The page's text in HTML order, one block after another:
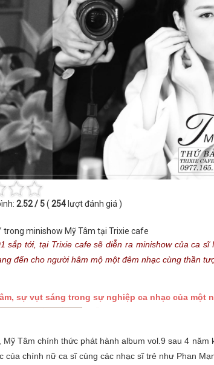
2.52 / 5( 254 lượt đánh giá )
trong minishow Mỹ Tâm tại Trixie cafe
sắp tới, tại Trixie cafe sẽ diễn ra minishow của ca
đến cho người hâm mộ một đêm nhạc cùng thần
sự vụt sáng trong sự nghiệp ca nhạc của một
Mỹ Tâm chính thức phát hành album vol.9 sau 4
của chính nữ ca sĩ cùng các nhạc sĩ trẻ như Phan
THỨ BẢY [22.08.2026] MINISHOW TĂNG PHÚC